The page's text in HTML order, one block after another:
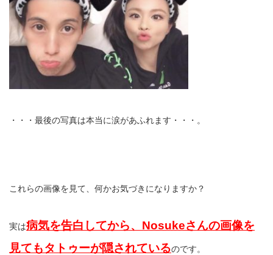
・・・最後の写真は本当に涙があふれます・・・。
これらの画像を見て、何かお気づきになりますか？
実は病気を告白してから、Nosukeさんの画像を
見てもタトゥーが隠されているのです。